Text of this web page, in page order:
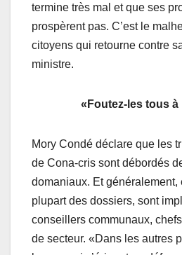
termine très mal et que ses
prospèrent pas. C’est le
citoyens qui retourne contre
ministre.
«Foutez-les tous à
Mory Condé déclare que les
de Cona-cris sont débordés
domaniaux. Et généralement,
plupart des dossiers, sont
conseillers communaux,
de secteur. «Dans les autres